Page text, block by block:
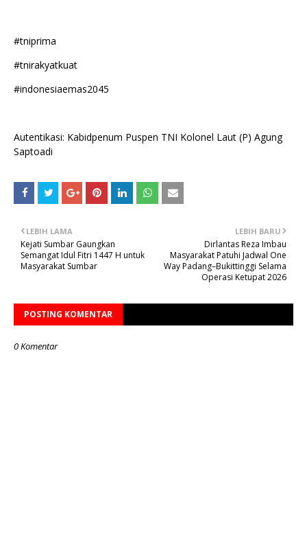
#tniprima
#tnirakyatkuat
#indonesiaemas2045
Autentikasi: Kabidpenum Puspen TNI Kolonel Laut (P) Agung
Saptoadi
LEBIH BARU
Dirlantas Reza Imbau
Masyarakat Patuhi Jadwal One
Way Padang–Bukittinggi Selama
Operasi Ketupat 2026
LEBIH LAMA
Kejati Sumbar Gaungkan
Semangat Idul Fitri 1447 H untuk
Masyarakat Sumbar
POSTING KOMENTAR
0 Komentar